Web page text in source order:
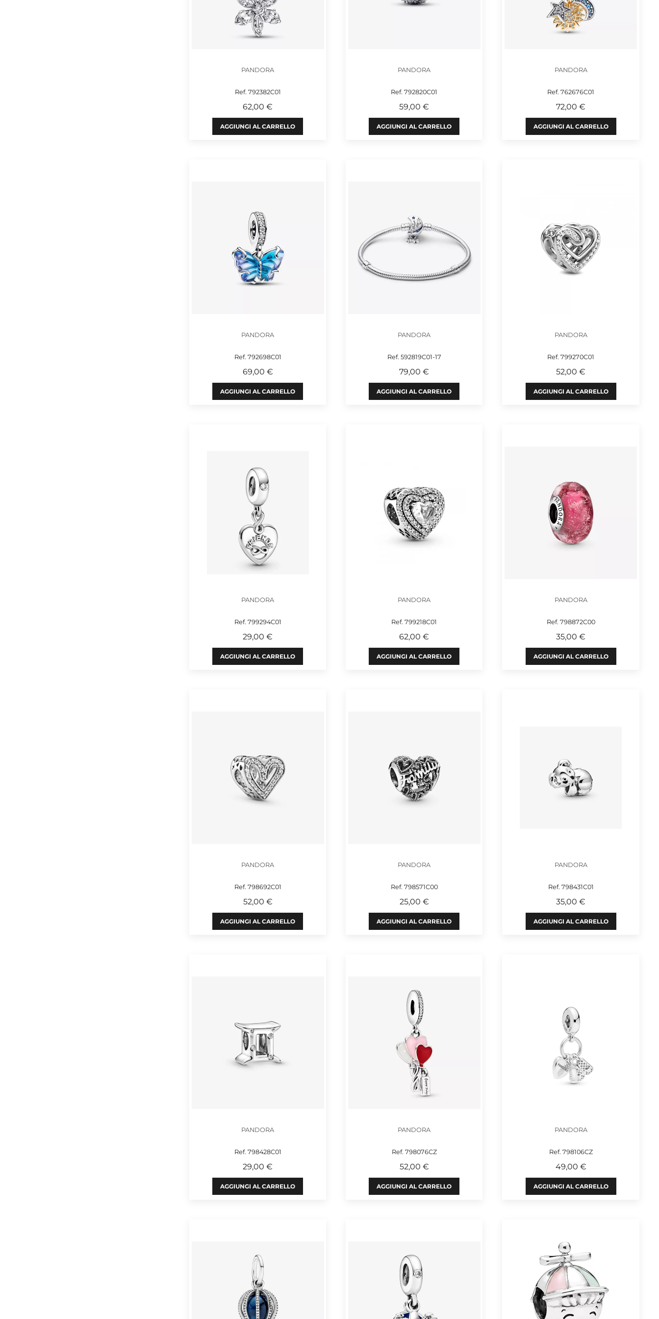
PANDORA
Ref. 792382C01
62,00 €
AGGIUNGI AL CARRELLO
PANDORA
Ref. 792820C01
59,00 €
AGGIUNGI AL CARRELLO
PANDORA
Ref. 762676C01
72,00 €
AGGIUNGI AL CARRELLO
PANDORA
Ref. 792698C01
69,00 €
AGGIUNGI AL CARRELLO
PANDORA
Ref. 592819C01-17
79,00 €
AGGIUNGI AL CARRELLO
PANDORA
Ref. 799270C01
52,00 €
AGGIUNGI AL CARRELLO
PANDORA
Ref. 799294C01
29,00 €
AGGIUNGI AL CARRELLO
PANDORA
Ref. 799218C01
62,00 €
AGGIUNGI AL CARRELLO
PANDORA
Ref. 798872C00
35,00 €
AGGIUNGI AL CARRELLO
PANDORA
Ref. 798692C01
52,00 €
AGGIUNGI AL CARRELLO
PANDORA
Ref. 798571C00
25,00 €
AGGIUNGI AL CARRELLO
PANDORA
Ref. 798431C01
35,00 €
AGGIUNGI AL CARRELLO
PANDORA
Ref. 798428C01
29,00 €
AGGIUNGI AL CARRELLO
PANDORA
Ref. 798076CZ
52,00 €
AGGIUNGI AL CARRELLO
PANDORA
Ref. 798106CZ
49,00 €
AGGIUNGI AL CARRELLO